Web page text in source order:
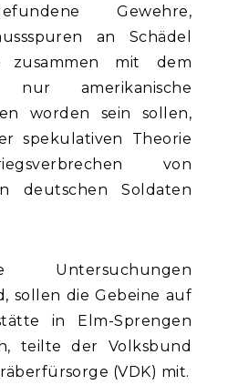
Gewehre,
an Schädel
zusammen mit dem
nur amerikanische
worden sein sollen,
spekulativen Theorie
von
deutschen Soldaten
Untersuchungen
sollen die Gebeine auf
in Elm-Sprengen
teilte der Volksbund
(VDK) mit.